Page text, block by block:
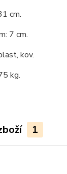
cm.
7 cm.
kov.
kg.
1